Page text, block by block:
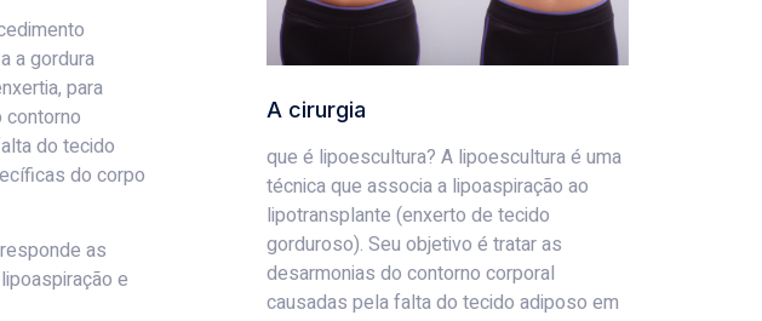
a gordura
para
contorno
do tecido
do corpo
as
e
A cirurgia
que é lipoescultura? A lipoescultura é uma
técnica que associa a lipoaspiração ao
lipotransplante (enxerto de tecido
gorduroso). Seu objetivo é tratar as
desarmonias do contorno corporal
causadas pela falta do tecido adiposo em